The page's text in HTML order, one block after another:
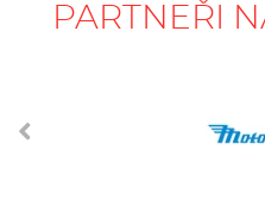
PARTNEŘI